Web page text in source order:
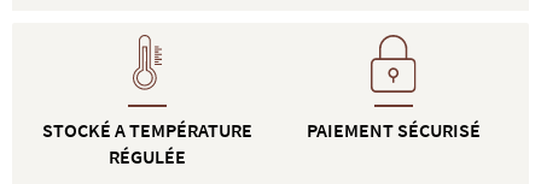
STOCKÉ A TEMPÉRATURE
RÉGULÉE
PAIEMENT SÉCURISÉ